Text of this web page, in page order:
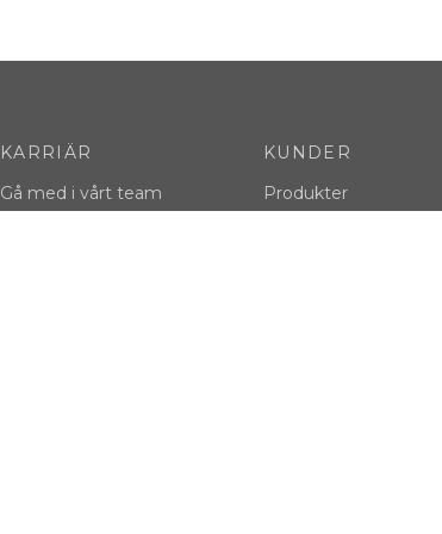
KARRIÄR
Gå med i vårt team
KUNDER
Produkter